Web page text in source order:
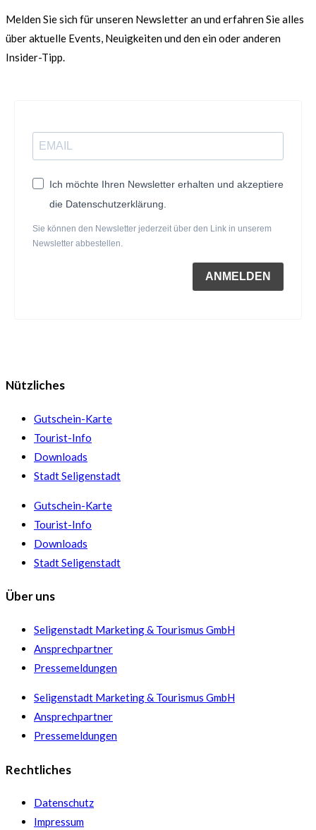
Melden Sie sich für unseren Newsletter an und erfahren Sie alles
über aktuelle Events, Neuigkeiten und den ein oder anderen
Insider-Tipp.
Ich möchte Ihren Newsletter erhalten und akzeptiere
die Datenschutzerklärung.
Sie können den Newsletter jederzeit über den Link in unserem
Newsletter abbestellen.
ANMELDEN
Nützliches
Gutschein-Karte
Tourist-Info
Downloads
Stadt Seligenstadt
Gutschein-Karte
Tourist-Info
Downloads
Stadt Seligenstadt
Über uns
Seligenstadt Marketing & Tourismus GmbH
Ansprechpartner
Pressemeldungen
Seligenstadt Marketing & Tourismus GmbH
Ansprechpartner
Pressemeldungen
Rechtliches
Datenschutz
Impressum